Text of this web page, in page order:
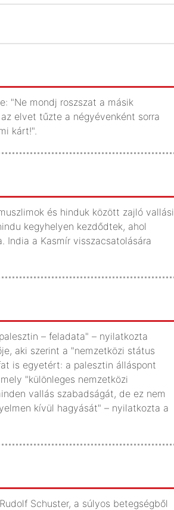
"Ne mondj roszszat a másik
elvet tűzte a négyévenként sorra
kárt!".
és hinduk között zajló vallási
kegyhelyen kezdődtek, ahol
India a Kasmír visszacsatolására
– feladata" – nyilatkozta
aki szerint a "nemzetközi státus
is egyetért: a palesztin álláspont
"különleges nemzetközi
vallás szabadságát, de ez nem
kívül hagyását" – nyilatkozta a
Schuster, a súlyos betegségből